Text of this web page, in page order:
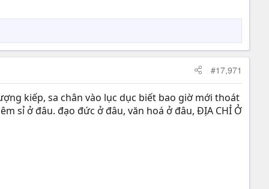
#17,971
kiếp, sa chân vào lục dục biết bao giờ mới thoát
sỉ ở đâu. đạo đức ở đâu, văn hoá ở đâu, ĐỊA CHỈ Ở